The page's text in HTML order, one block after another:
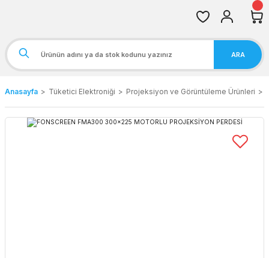
ARA
Anasayfa Tüketici Elektroniği Projeksiyon ve Görüntüleme Ürünleri